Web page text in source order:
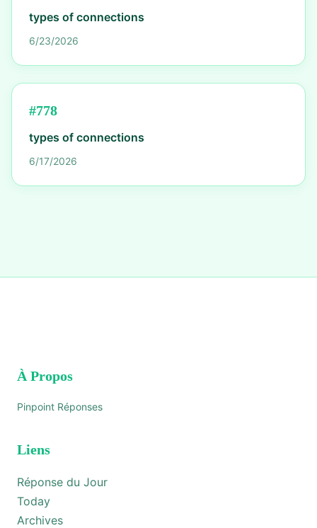
types of connections
6/23/2026
#778
types of connections
6/17/2026
À Propos
Pinpoint Réponses
Liens
Réponse du Jour
Today
Archives